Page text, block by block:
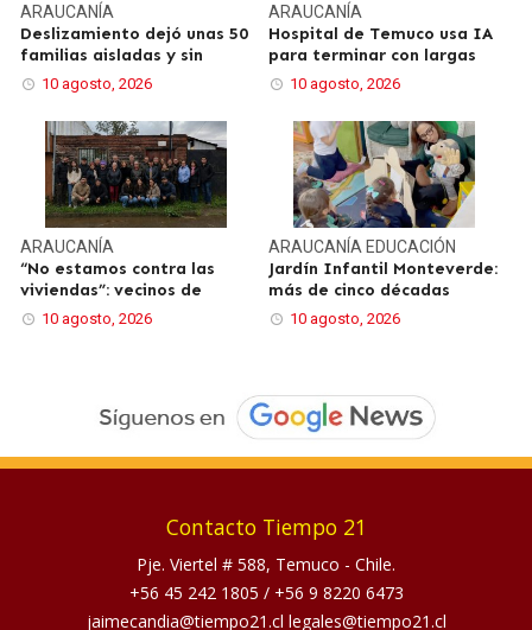
ARAUCANÍA
Deslizamiento dejó unas 50
familias aisladas y sin
10 agosto, 2026
ARAUCANÍA
Hospital de Temuco usa IA
para terminar con largas
10 agosto, 2026
ARAUCANÍA
“No estamos contra las
viviendas”: vecinos de
10 agosto, 2026
ARAUCANÍA EDUCACIÓN
Jardín Infantil Monteverde:
más de cinco décadas
10 agosto, 2026
Contacto Tiempo 21
Pje. Viertel # 588, Temuco - Chile.
+56 45 242 1805 / +56 9 8220 6473
jaimecandia@tiempo21.cl legales@tiempo21.cl